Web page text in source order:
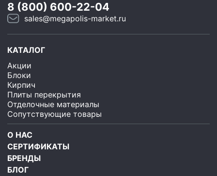
8 (800) 600-22-04
sales@megapolis-market.ru
КАТАЛОГ
Акции
Блоки
Кирпич
Плиты перекрытия
Отделочные материалы
Сопутствующие товары
О НАС
СЕРТИФИКАТЫ
БРЕНДЫ
БЛОГ